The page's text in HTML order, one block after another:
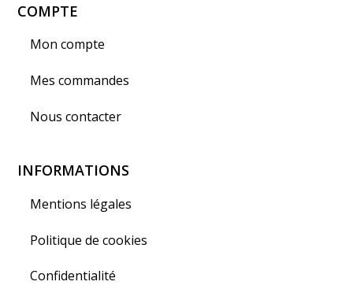
COMPTE
Mon compte
Mes commandes
Nous contacter
INFORMATIONS
Mentions légales
Politique de cookies
Confidentialité